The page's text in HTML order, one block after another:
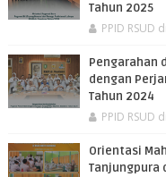
Tahun 2025
PPID RSUD
Pengarahan
dengan
Tahun 2024
PPID RSUD
Orientasi
Tanjungpura